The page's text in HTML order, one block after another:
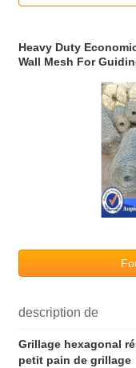
Heavy Duty
Wall Mesh For
description de
Grillage hexagonal
petit pain de grillage